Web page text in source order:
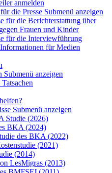
anmelden
die Presse Submenü anzeigen
für die Berichterstattung über
Frauen und Kinder
für die Interviewführung
für Medien
Submenü anzeigen
Submenü anzeigen
Studie (2026)
BKA (2024)
des BKA (2022)
(2021)
(2014)
LesMigras (2013)